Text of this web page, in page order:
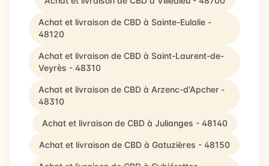
Achat et livraison de CBD à Sainte-Eulalie -
48120
Achat et livraison de CBD à Saint-Laurent-de-
Veyrès - 48310
Achat et livraison de CBD à Arzenc-d'Apcher -
48310
Achat et livraison de CBD à Julianges - 48140
Achat et livraison de CBD à Gatuzières - 48150